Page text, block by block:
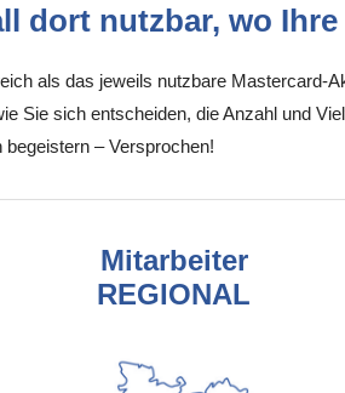
dort nutzbar, wo
als das jeweils nutzbare Mastercard-
Sie sich entscheiden, die Anzahl und
– Versprochen!
Mitarbeiter
REGIONAL